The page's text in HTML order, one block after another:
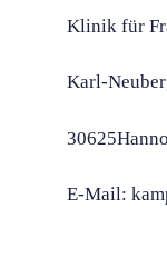
Klinik für
Karl-
E-Mail: